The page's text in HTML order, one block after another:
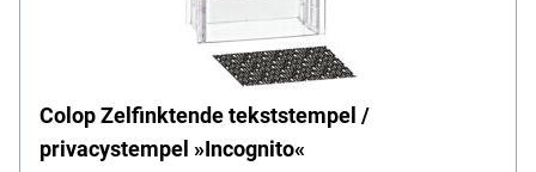
Colop Zelfinktende tekststempel /
privacystempel »Incognito«